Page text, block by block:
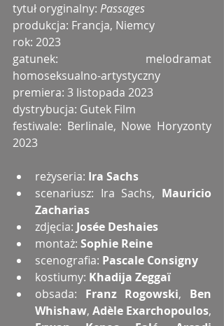
tytuł oryginalny: Passages
produkcja: Francja, Niemcy
rok: 2023
gatunek: melodramat
homoseksualno-artystyczny
premiera: 3 listopada 2023
dystrybucja: Gutek Film
festiwale: Berlinale, Nowe Horyzonty
2023
reżyseria: Ira Sachs
scenariusz: Ira Sachs, Mauricio
Zacharias
zdjęcia: Josée Deshaies
montaż: Sophie Reine
scenografia: Pascale Consigny
kostiumy: Khadija Zeggaï
obsada: Franz Rogowski, Ben
Whishaw, Adèle Exarchopoulos